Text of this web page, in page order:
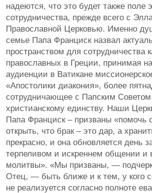
надеются, что это будет также поле
сотрудничества, прежде всего с
Православной Церковью. Именно
семье Папа Франциск назвал
пространством для сотрудничества
православных в Греции, принимая
аудиенции в Ватикане
«Апостолики диакония», более
сотрудничающее с Папским
христианскому единству. Наши
Папа Франциск – призваны «помочь
открыть, что брак – это дар, а
прекрасно, и она обновляется день
терпеливом и искреннем общении и
молитвы». «Мы призваны, —
Отец, — быть ближе и к тем, у кого
не реализуется согласно полноте